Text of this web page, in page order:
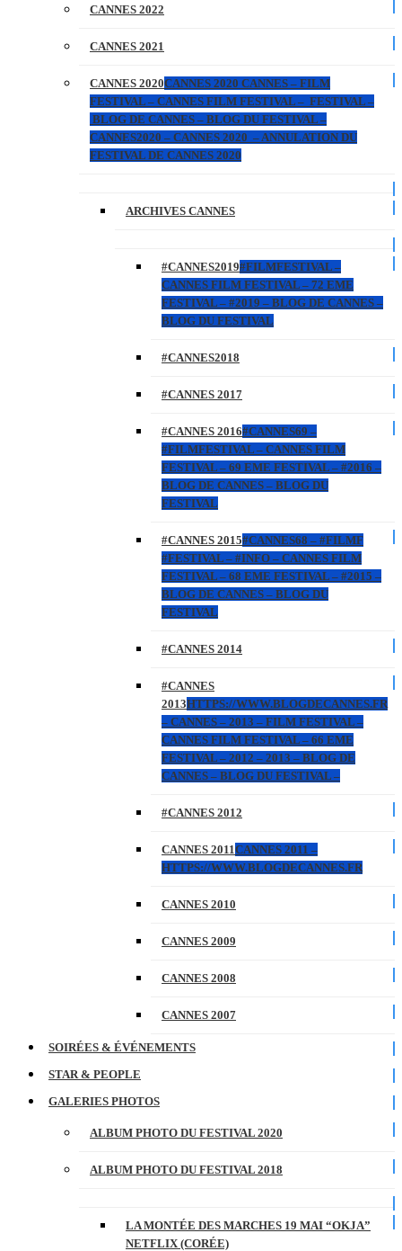
CANNES 2022
CANNES 2021
CANNES 2020CANNES 2020 CANNES – FILM
FESTIVAL – CANNES FILM FESTIVAL – FESTIVAL –
BLOG DE CANNES – BLOG DU FESTIVAL –
CANNES2020 – CANNES 2020 – ANNULATION DU
FESTIVAL DE CANNES 2020
ARCHIVES CANNES
#CANNES2019#FILMFESTIVAL –
CANNES FILM FESTIVAL – 72 EME
FESTIVAL – #2019 – BLOG DE CANNES –
BLOG DU FESTIVAL
#CANNES2018
#CANNES 2017
#CANNES 2016#CANNES69 –
#FILMFESTIVAL – CANNES FILM
FESTIVAL – 69 EME FESTIVAL – #2016 –
BLOG DE CANNES – BLOG DU
FESTIVAL
#CANNES 2015#CANNES68 – #FILMF
#FESTIVAL – #INFO – CANNES FILM
FESTIVAL – 68 EME FESTIVAL – #2015 –
BLOG DE CANNES – BLOG DU
FESTIVAL
#CANNES 2014
#CANNES
2013HTTPS://WWW.BLOGDECANNES.FR
– CANNES – 2013 – FILM FESTIVAL –
CANNES FILM FESTIVAL – 66 EME
FESTIVAL – 2012 – 2013 – BLOG DE
CANNES – BLOG DU FESTIVAL –
#CANNES 2012
CANNES 2011CANNES 2011 –
HTTPS://WWW.BLOGDECANNES.FR
CANNES 2010
CANNES 2009
CANNES 2008
CANNES 2007
SOIRÉES & ÉVÉNEMENTS
STAR & PEOPLE
GALERIES PHOTOS
ALBUM PHOTO DU FESTIVAL 2020
ALBUM PHOTO DU FESTIVAL 2018
LA MONTÉE DES MARCHES 19 MAI “OKJA”
NETFLIX (CORÉE)